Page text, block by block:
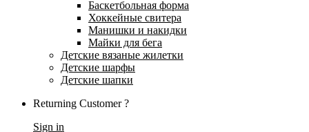
Баскетбольная форма
Хоккейные свитера
Манишки и накидки
Майки для бега
Детские вязаные жилетки
Детские шарфы
Детские шапки
Returning Customer ?
Sign in